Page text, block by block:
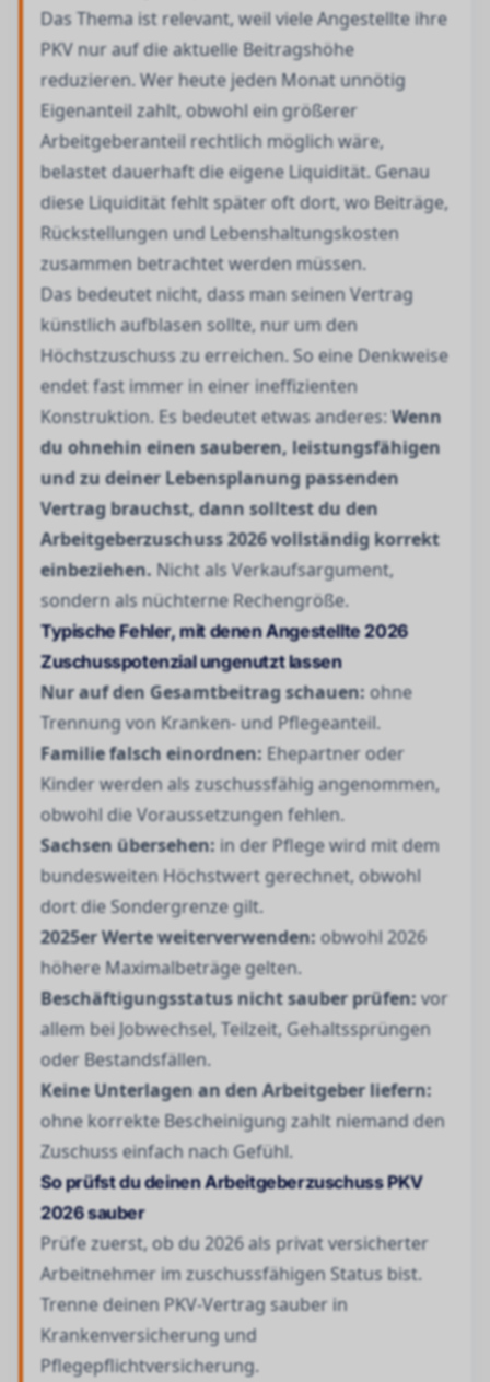
Das Thema ist relevant, weil viele Angestellte ihre
PKV nur auf die aktuelle Beitragshöhe
reduzieren. Wer heute jeden Monat unnötig
Eigenanteil zahlt, obwohl ein größerer
Arbeitgeberanteil rechtlich möglich wäre,
belastet dauerhaft die eigene Liquidität. Genau
diese Liquidität fehlt später oft dort, wo Beiträge,
Rückstellungen und Lebenshaltungskosten
zusammen betrachtet werden müssen.
Das bedeutet nicht, dass man seinen Vertrag
künstlich aufblasen sollte, nur um den
Höchstzuschuss zu erreichen. So eine Denkweise
endet fast immer in einer ineffizienten
Konstruktion. Es bedeutet etwas anderes:Wenn
du ohnehin einen sauberen, leistungsfähigen
und zu deiner Lebensplanung passenden
Vertrag brauchst, dann solltest du den
Arbeitgeberzuschuss 2026 vollständig korrekt
einbeziehen. Nicht als Verkaufsargument,
sondern als nüchterne Rechengröße.
Typische Fehler, mit denen Angestellte 2026
Zuschusspotenzial ungenutzt lassen
Nur auf den Gesamtbeitrag schauen: ohne
Trennung von Kranken- und Pflegeanteil.
Familie falsch einordnen: Ehepartner oder
Kinder werden als zuschussfähig angenommen,
obwohl die Voraussetzungen fehlen.
Sachsen übersehen: in der Pflege wird mit dem
bundesweiten Höchstwert gerechnet, obwohl
dort die Sondergrenze gilt.
2025er Werte weiterverwenden: obwohl 2026
höhere Maximalbeträge gelten.
Beschäftigungsstatus nicht sauber prüfen:vor
allem bei Jobwechsel, Teilzeit, Gehaltssprüngen
oder Bestandsfällen.
Keine Unterlagen an den Arbeitgeber liefern:
ohne korrekte Bescheinigung zahlt niemand den
Zuschuss einfach nach Gefühl.
So prüfst du deinen Arbeitgeberzuschuss PKV
2026 sauber
Prüfe zuerst, ob du 2026 als privat versicherter
Arbeitnehmer im zuschussfähigen Status bist.
Trenne deinen PKV-Vertrag sauber in
Krankenversicherung und
Pflegepflichtversicherung.